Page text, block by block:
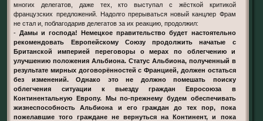
многих делегатов, даже тех, кто выступал с жёсткой критикой
французских предложений. Надолго прерываться новый канцлер Фрам
не стал и, поблагодарив делегатов за их реакцию, продолжил:
-Дамы и господа! Немецкое правительство будет настоятельно
рекомендовать Европейскому Союзу продолжить начатые с
Британской империей переговоры о мерах по облегчению и
улучшению положения Альбиона. Статус Альбиона, полученный в
результате мирных договорённостей с Францией, должен остаться
без изменений. Однако это не должно помешать поиску
облегчения ситуации к выезду граждан Евросоюза в
Континентальную Европу. Мы по-прежнему будем обеспечивать
жизнеспособность Альбиона и его граждан до тех пор, пока
пожелавшие того граждане не вернуться на Континент, и пока